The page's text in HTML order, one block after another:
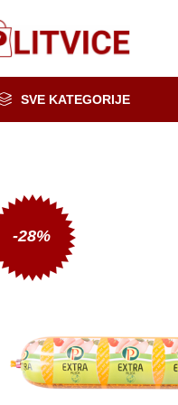
SVE KATEGORIJE
Voće i povrće
Mleko, mlečni proizvodi i jaja
Osnovne namirnice
Organska i zdrava hrana
-28%